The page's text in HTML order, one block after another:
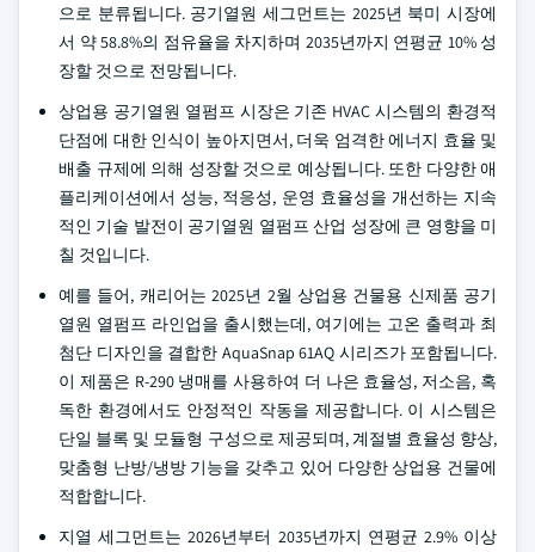
으로 분류됩니다. 공기열원 세그먼트는 2025년 북미 시장에
서 약 58.8%의 점유율을 차지하며 2035년까지 연평균 10% 성
장할 것으로 전망됩니다.
상업용 공기열원 열펌프 시장은 기존 HVAC 시스템의 환경적
단점에 대한 인식이 높아지면서, 더욱 엄격한 에너지 효율 및
배출 규제에 의해 성장할 것으로 예상됩니다. 또한 다양한 애
플리케이션에서 성능, 적응성, 운영 효율성을 개선하는 지속
적인 기술 발전이 공기열원 열펌프 산업 성장에 큰 영향을 미
칠 것입니다.
예를 들어, 캐리어는 2025년 2월 상업용 건물용 신제품 공기
열원 열펌프 라인업을 출시했는데, 여기에는 고온 출력과 최
첨단 디자인을 결합한 AquaSnap 61AQ 시리즈가 포함됩니다.
이 제품은 R-290 냉매를 사용하여 더 나은 효율성, 저소음, 혹
독한 환경에서도 안정적인 작동을 제공합니다. 이 시스템은
단일 블록 및 모듈형 구성으로 제공되며, 계절별 효율성 향상,
맞춤형 난방/냉방 기능을 갖추고 있어 다양한 상업용 건물에
적합합니다.
지열 세그먼트는 2026년부터 2035년까지 연평균 2.9% 이상